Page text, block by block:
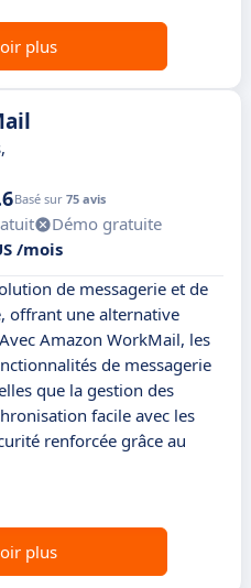
plus
Basé sur 75 avis
Démo gratuite
/mois
de messagerie et de
offrant une alternative
Amazon WorkMail, les
de messagerie
que la gestion des
facile avec les
renforcée grâce au
plus